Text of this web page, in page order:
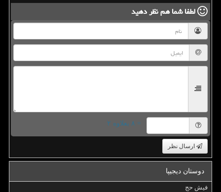
لطفا شما همنظر دهید
= ۸ بعلاوه ۲
ارسال نظر
دوستان دیجیپا
فیش حج